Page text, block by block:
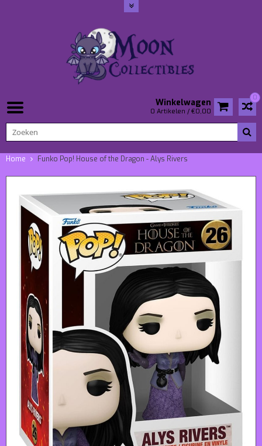
0
Winkelwagen
0 Artikelen / €0,00
Home Funko Pop! House of the Dragon - Alys Rivers